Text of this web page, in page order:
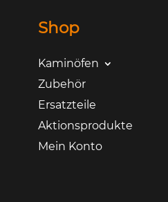
Shop
Kaminöfen
Zubehör
Ersatzteile
Aktionsprodukte
Mein Konto